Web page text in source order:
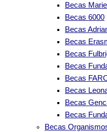
Becas
Becas 6000
Becas
Becas
Becas
Becas
Becas
Becas
Becas
Becas
Becas